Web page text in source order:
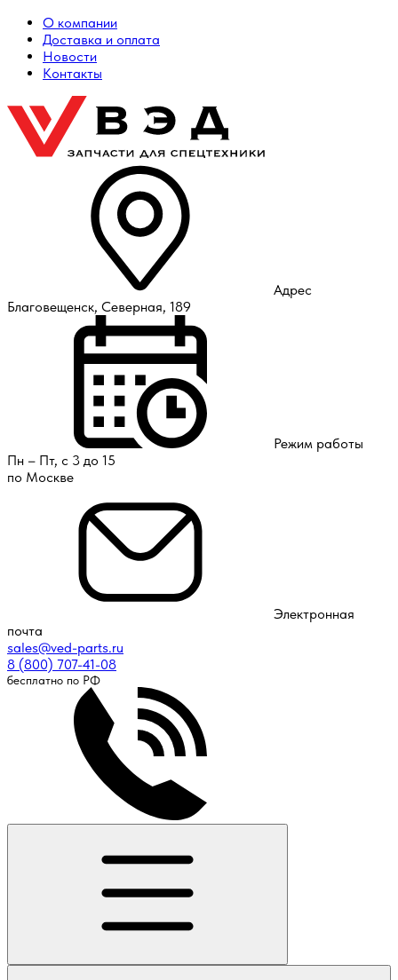
О компании
Доставка и оплата
Новости
Контакты
Адрес
Благовещенск, Северная, 189
Режим работы
Пн – Пт, с 3 до 15
по Москве
Электронная
почта
sales@ved-parts.ru
8 (800) 707-41-08
бесплатно по РФ